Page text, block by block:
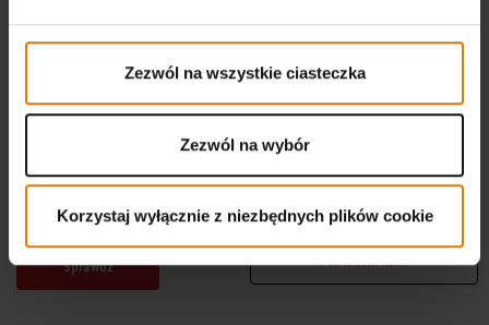
Zezwól na wszystkie ciasteczka
Zezwól na wybór
Korzystaj wyłącznie z niezbędnych plików cookie
LETNIA WYPRZEDAŻ
zaopatrz się w trwały grill oraz
akcesoria w świetnej cenie
Sprawdź
Grill węglowy Go-Anywhere
zł 499,00
Color Options
Czarny
Powiadom mnie